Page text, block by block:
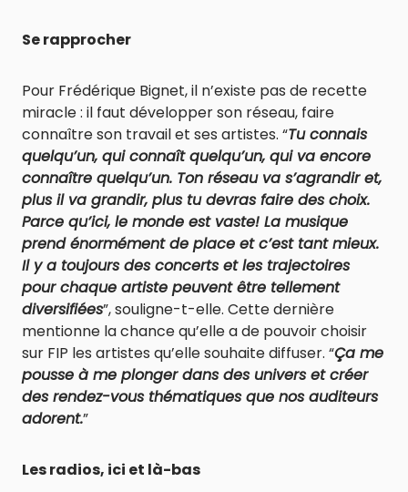
Se rapprocher
Pour Frédérique Bignet, il n’existe pas de recette
miracle : il faut développer son réseau, faire
connaître son travail et ses artistes. “Tu connais
quelqu’un, qui connaît quelqu’un, qui va encore
connaître quelqu’un. Ton réseau va s’agrandir et,
plus il va grandir, plus tu devras faire des choix.
Parce qu’ici, le monde est vaste! La musique
prend énormément de place et c’est tant mieux.
Il y a toujours des concerts et les trajectoires
pour chaque artiste peuvent être tellement
diversifiées”, souligne-t-elle. Cette dernière
mentionne la chance qu’elle a de pouvoir choisir
sur FIP les artistes qu’elle souhaite diffuser. “Ça me
pousse à me plonger dans des univers et créer
des rendez-vous thématiques que nos auditeurs
adorent.”
Les radios, ici et là-bas